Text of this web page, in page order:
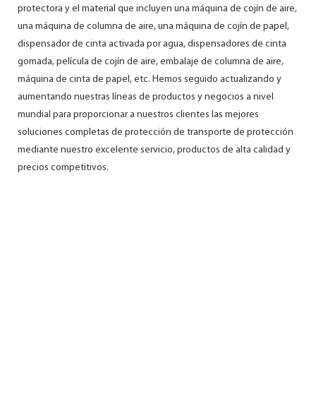
protectora y el material que incluyen una máquina de cojín de aire,
una máquina de columna de aire, una máquina de cojín de papel,
dispensador de cinta activada por agua, dispensadores de cinta
gomada, película de cojín de aire, embalaje de columna de aire,
máquina de cinta de papel, etc. Hemos seguido actualizando y
aumentando nuestras líneas de productos y negocios a nivel
mundial para proporcionar a nuestros clientes las mejores
soluciones completas de protección de transporte de protección
mediante nuestro excelente servicio, productos de alta calidad y
precios competitivos.